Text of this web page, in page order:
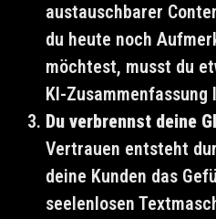
austauschbarer
du heute noch
möchtest, musst du
KI-Zusammenfassung
Du verbrennst deine
Vertrauen entsteht
deine Kunden das
seelenlosen